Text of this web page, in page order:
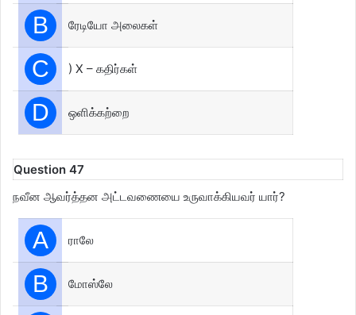
B ரேடியோ அலைகள்
C ) X – கதிர்கள்
D ஒளிக்கற்றை
Question 47
நவீன ஆவர்த்தன அட்டவணையை உருவாக்கியவர் யார்?
A ராலே
B மோஸ்லே